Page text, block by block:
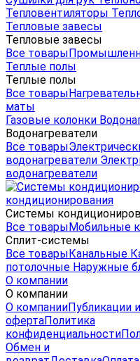
Тепловентиляторы
Тепловые завесы
Тепловые завесы
Все товары
Теплые полы
Теплые полы
Все товары
маты
Газовые колонки
Водонагреватели
Все товары
водонагреватели
водонагреватели
кондиционирования
Системы
Все товарыМобильные
Сплит-системы
Все товарыКанальные
потолочные Наружные
О компании
О компании
О компанииПубликации
офертаПолитика
конфиденциальности
Обмен и